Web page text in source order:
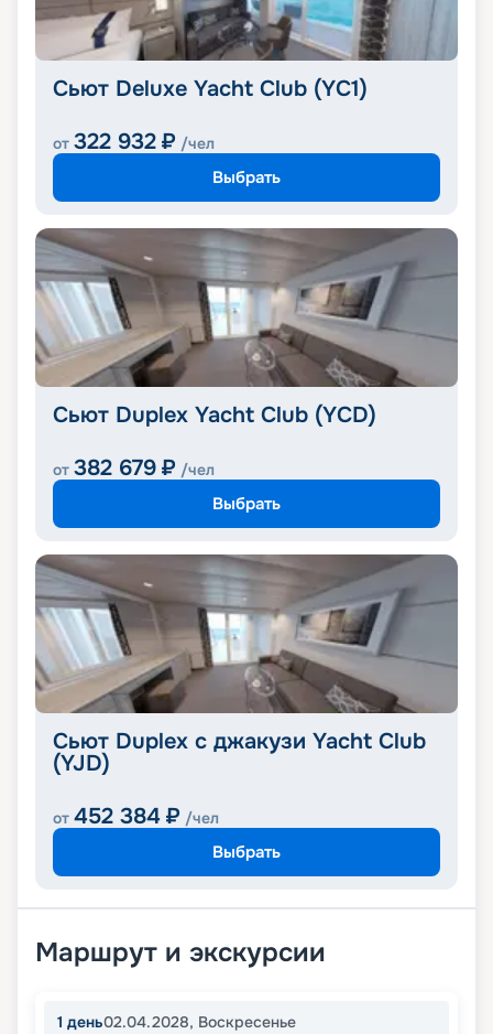
Сьют Deluxe Yacht Club (YC1)
от 322 932 ₽ /чел
Выбрать
Сьют Duplex Yacht Club (YCD)
от 382 679 ₽ /чел
Выбрать
Сьют Duplex с джакузи Yacht Club
(YJD)
от 452 384 ₽ /чел
Выбрать
Маршрут и экскурсии
1 день02.04.2028, Воскресенье